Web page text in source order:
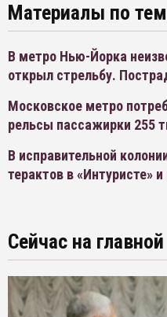
Материалы по
В метро Нью-Йорка
открыл стрельбу.
Московское метро
рельсы пассажирки 255
В исправительной
терактов в «Интуристе»
Сейчас на главной